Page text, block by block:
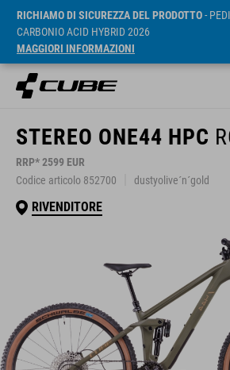
RICHIAMO DI SICUREZZA DEL PRODOTTO-
CARBONIO ACID HYBRID 2026
MAGGIORI INFORMAZIONI
STEREO ONE44 HPC
RRP* 2599 EUR
Codice articolo 852700
dustyolive´n´gold
RIVENDITORE